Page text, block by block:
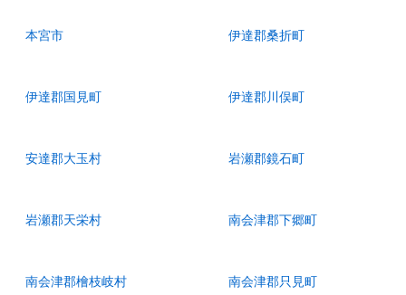
本宮市 伊達郡桑折町
伊達郡国見町 伊達郡川俣町
安達郡大玉村 岩瀬郡鏡石町
岩瀬郡天栄村 南会津郡下郷町
南会津郡檜枝岐村 南会津郡只見町